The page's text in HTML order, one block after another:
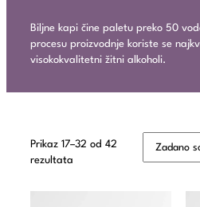
Biljne kapi čine paletu preko 50
procesu proizvodnje koriste se
visokokvalitetni žitni alkoholi.
Prikaz 17–32 od 42
rezultata